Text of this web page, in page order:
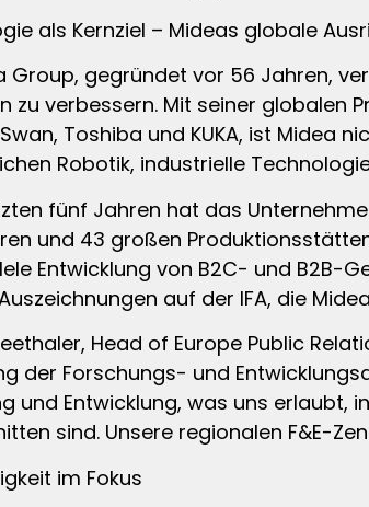
als Kernziel – Mideas globale
Group, gegründet vor 56 Jahren,
zu verbessern. Mit seiner globalen
Toshiba und KUKA, ist Midea
Robotik, industrielle
fünf Jahren hat das
und 43 großen
Entwicklung von B2C- und B2B-
auf der IFA, die
Head of Europe Public
der Forschungs- und
und Entwicklung, was uns erlaubt,
sind. Unsere regionalen F&E-
im Fokus